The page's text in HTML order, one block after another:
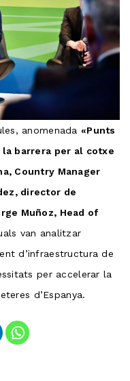
anomenada «Punts
barrera per al cotxe
Country Manager
director de
Muñoz, Head of
van analitzar
d’infraestructura de
per accelerar la
d’Espanya.